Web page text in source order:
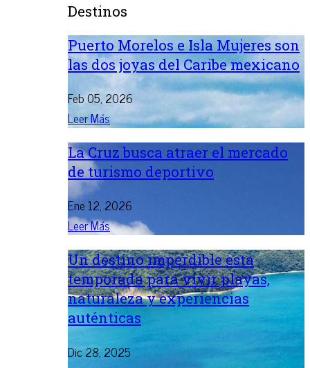
Destinos
Puerto Morelos e Isla Mujeres son
las dos joyas del Caribe mexicano
Feb 05, 2026
Leer Más
La Cruz busca atraer el mercado
de turismo deportivo
Ene 12, 2026
Leer Más
Un destino imperdible esta
temporada para vivir playas,
naturaleza y experiencias
auténticas
Dic 28, 2025